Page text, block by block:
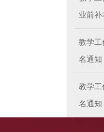
业前补
教学工
名通知
教学工
名通知